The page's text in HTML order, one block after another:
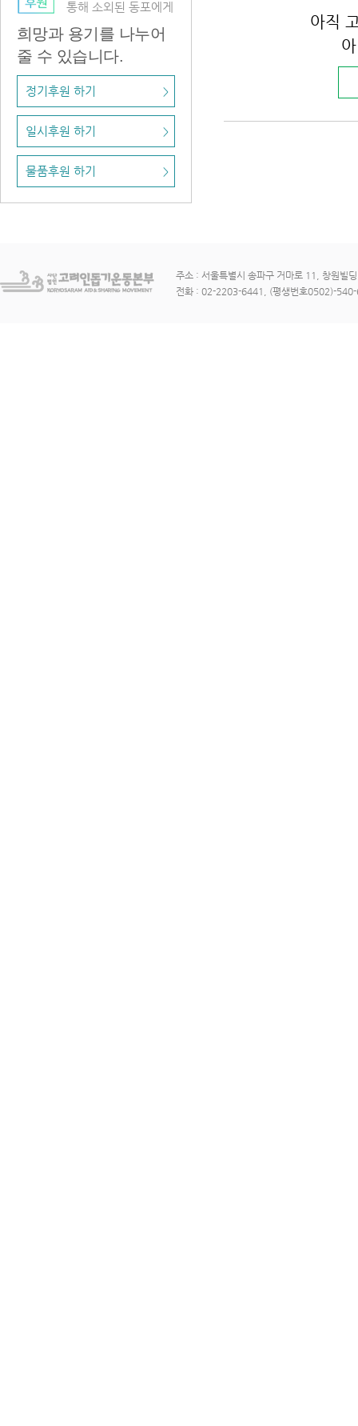
통해 소외된 동포에게
희망과 용기를 나누어
줄 수 있습니다.
정기후원 하기 >
일시후원 하기 >
물품후원 하기 >
아직
주소 : 서울특별시 송파구 거마로 11, 창원빌
전화 : 02-2203-6441, (평생번호0502)-